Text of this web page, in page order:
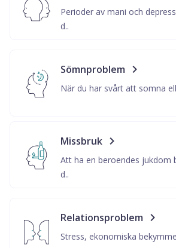
Perioder av mani och
d..
Sömnproblem
När du har svårt att somna
Missbruk
Att ha en beroendes jukdom
d..
Relationsproblem
Stress, ekonomiska